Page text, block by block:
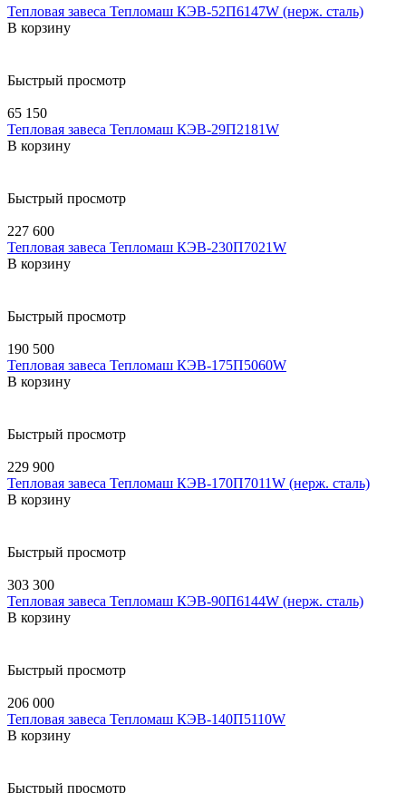
Тепловая завеса Тепломаш КЭВ-52П6147W (нерж. сталь)
В корзину
Быстрый просмотр
65 150
Тепловая завеса Тепломаш КЭВ-29П2181W
В корзину
Быстрый просмотр
227 600
Тепловая завеса Тепломаш КЭВ-230П7021W
В корзину
Быстрый просмотр
190 500
Тепловая завеса Тепломаш КЭВ-175П5060W
В корзину
Быстрый просмотр
229 900
Тепловая завеса Тепломаш КЭВ-170П7011W (нерж. сталь)
В корзину
Быстрый просмотр
303 300
Тепловая завеса Тепломаш КЭВ-90П6144W (нерж. сталь)
В корзину
Быстрый просмотр
206 000
Тепловая завеса Тепломаш КЭВ-140П5110W
В корзину
Быстрый просмотр